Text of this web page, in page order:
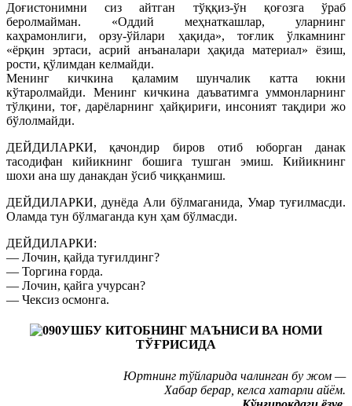
Доғистонимни сиз айтган тўққиз-ўн қоғозга ўраб
беролмайман. «Оддий меҳнаткашлар, уларнинг
каҳрамонлиги, орзу-ўйлари ҳақида», тоғлик ўлкамнинг
«ёрқин эртаси, асрий анъаналари ҳақида материал» ёзиш,
рости, қўлимдан келмайди.
Менинг кичкина қаламим шунчалик катта юкни
кўтаролмайди. Менинг кичкина даъватимга уммонларнинг
тўлқини, тоғ, дарёларнинг ҳайқириғи, инсоният тақдири жо
бўлолмайди.
ДЕЙДИЛАРКИ, қачондир биров отиб юборган данак
тасодифан кийикнинг бошига тушган эмиш. Кийикнинг
шохи ана шу данакдан ўсиб чиққанмиш.
ДЕЙДИЛАРКИ, дунёда Али бўлмаганида, Умар туғилмасди.
Оламда тун бўлмаганда кун ҳам бўлмасди.
ДЕЙДИЛАРКИ:
— Лочин, қайда туғилдинг?
— Торгина ғорда.
— Лочин, қайга учурсан?
— Чексиз осмонга.
УШБУ КИТОБНИНГ МАЪНИСИ ВА НОМИ
ТЎҒРИСИДА
Юртнинг тўйларида чалинган бу жом —
Хабар берар, келса хатарли айём.